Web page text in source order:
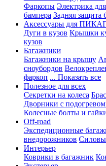
Фаркопы Электрика
бампера Задняя защита
Аксессуары для
Дуги в кузов Крышки
кузов
Багажники
Багажники на крышу
сноубордов
фаркоп ... Показать все
Полезное для всех
Секретки на колеса
Дворники с
Колесные болты и
Off-road
Экспедиционные
внедорожников
Интерьер
Коврики в багажник